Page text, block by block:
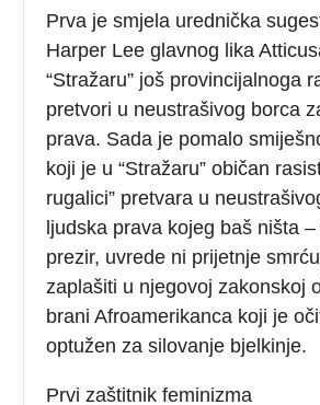
Prva je smjela urednička
Harper Lee glavnog lika
“Stražaru” još provincijalnoga
pretvori u neustrašivog borca
prava. Sada je pomalo
koji je u “Stražaru” običan
rugalici” pretvara u
ljudska prava kojeg baš ništa
prezir, uvrede ni prijetnje
zaplašiti u njegovoj zakonskoj
brani Afroamerikanca koji je
optužen za silovanje bjelkinje.
Prvi zaštitnik feminizma